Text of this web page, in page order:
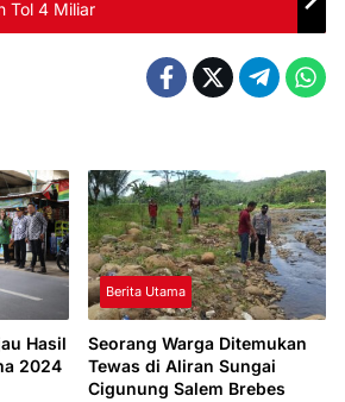
Tol 4 Miliar
Hasil
2024
Berita Utama
Seorang Warga Ditemukan
Tewas di Aliran Sungai
Cigunung Salem Brebes